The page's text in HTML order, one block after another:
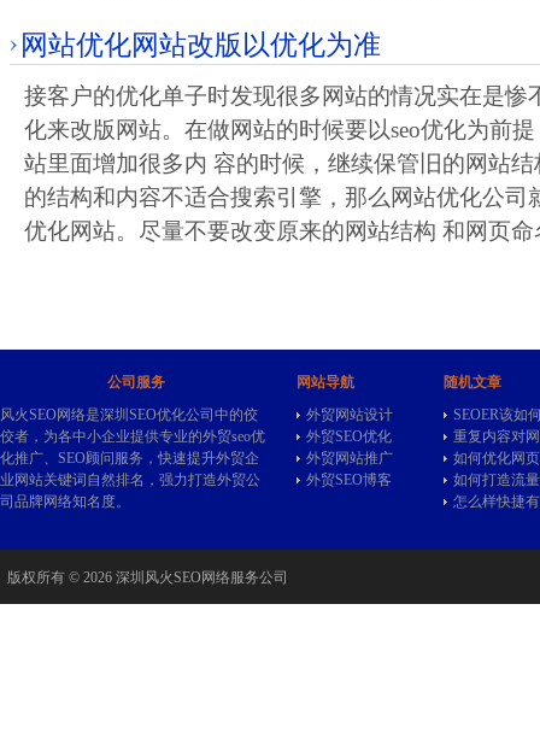
网站优化网站改版以优化为准
接客户的优化单子时发现很多网站的情况实在是惨
化来改版网站。在做网站的时候要以seo优化为前
站里面增加很多内 容的时候，继续保管旧的网站
的结构和内容不适合搜索引擎，那么网站优化公司
优化网站。尽量不要改变原来的网站结构 和网页命
公司服务
风火SEO网络是深圳SEO优化公司中的佼
佼者，为各中小企业提供专业的外贸seo优
化推广、SEO顾问服务，快速提升外贸企
业网站关键词自然排名，强力打造外贸公
司品牌网络知名度。
网站导航
外贸网站设计
外贸SEO优化
外贸网站推广
外贸SEO博客
随机文章
SEOER该如
重复内容对
如何优化网
如何打造流
怎么样快捷
版权所有 © 2026 深圳风火SEO网络服务公司